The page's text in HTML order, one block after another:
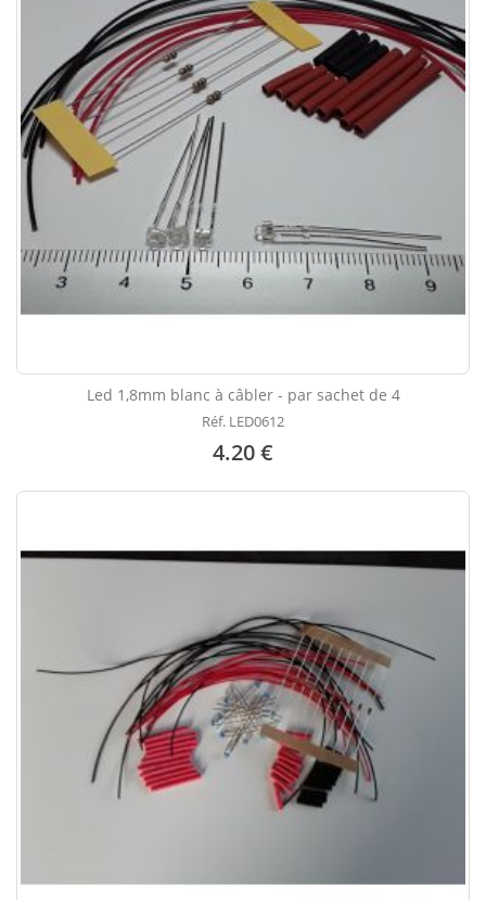
Led 1,8mm blanc à câbler - par sachet de 4
Réf. LED0612
4.20 €